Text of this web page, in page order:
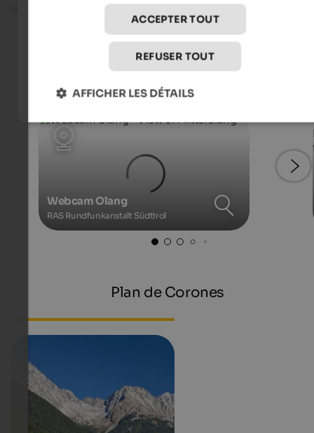
www.bruneck.com
Webcams en direct
Webcam Olang
RAS Rundfunkanstalt Südtirol
Plan de Corones
ACCEPTER TOUT
REFUSER TOUT
AFFICHER LES DÉTAILS